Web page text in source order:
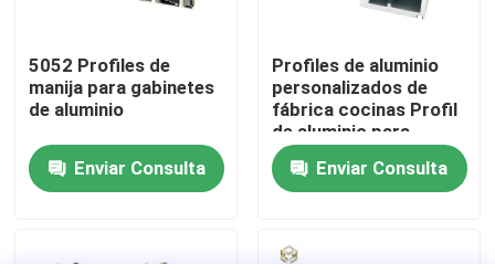
Todos los casos
Solicitar una cotización
perfiles de aluminio para las ventanas y las puertas
5052 Profiles de
manija para gabinetes
de aluminio
Enviar Consulta
Profiles de aluminio
personalizados de
fábrica cocinas Profil
de aluminio para
gabinetes de cocina
Profil de aluminio
extrusión
Enviar Consulta